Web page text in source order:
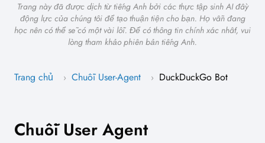
Trang này đã được dịch từ tiếng Anh bởi các thực tập sinh AI đầy
động lực của chúng tôi để tạo thuận tiện cho bạn. Họ vẫn đang
học nên có thể sẽ có một vài lỗi. Để có thông tin chính xác nhất, vui
lòng tham khảo phiên bản tiếng Anh.
Trang chủ › Chuỗi User-Agent › DuckDuckGo Bot
Chuỗi User Agent